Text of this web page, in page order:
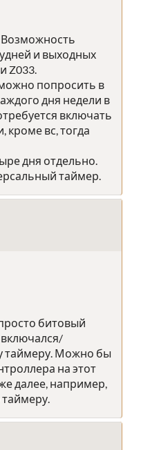
Возможность
и выходных
Z033.
попросить в
дня недели в
включать
кроме вс, тогда
дня отдельно.
таймер.
битовый
таймеру. Можно бы
на этот
далее, например,